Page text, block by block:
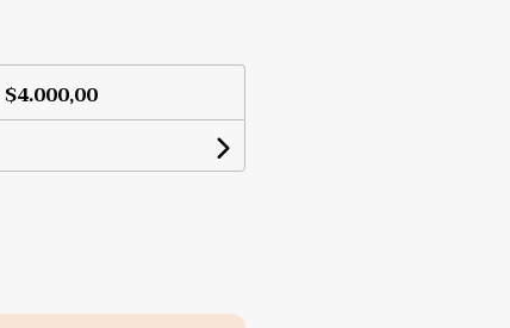
$4.000,00